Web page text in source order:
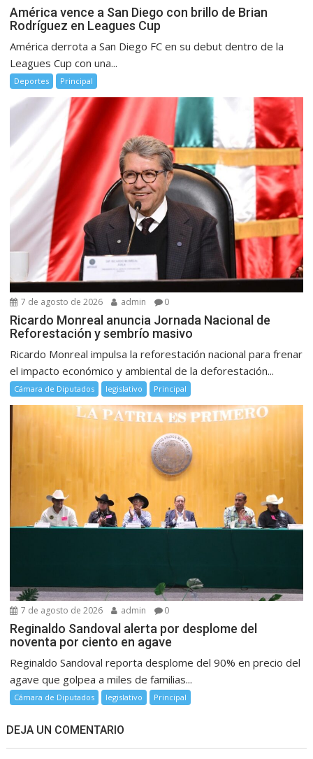
América vence a San Diego con brillo de Brian
Rodríguez en Leagues Cup
América derrota a San Diego FC en su debut dentro de la
Leagues Cup con una...
Deportes Principal
7 de agosto de 2026 admin 0
Ricardo Monreal anuncia Jornada Nacional de
Reforestación y sembrío masivo
Ricardo Monreal impulsa la reforestación nacional para frenar
el impacto económico y ambiental de la deforestación...
Cámara de Diputados legislativo Principal
7 de agosto de 2026 admin 0
Reginaldo Sandoval alerta por desplome del
noventa por ciento en agave
Reginaldo Sandoval reporta desplome del 90% en precio del
agave que golpea a miles de familias...
Cámara de Diputados legislativo Principal
DEJA UN COMENTARIO